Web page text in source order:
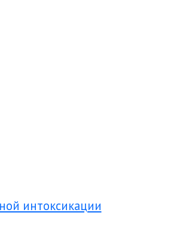
интоксикации